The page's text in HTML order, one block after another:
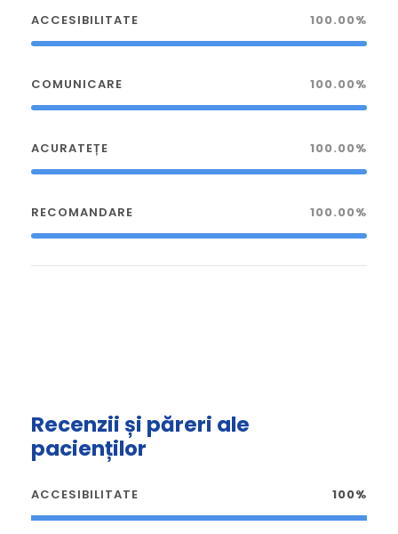
ACCESIBILITATE 100.00%
COMUNICARE 100.00%
ACURATEȚE 100.00%
RECOMANDARE 100.00%
Recenzii și păreri ale
pacienților
ACCESIBILITATE 100%